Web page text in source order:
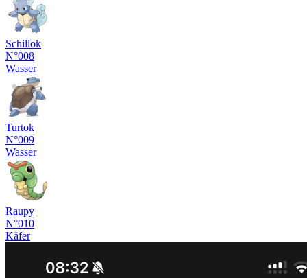
Schillok
N°008
Wasser
Turtok
N°009
Wasser
Raupy
N°010
Käfer